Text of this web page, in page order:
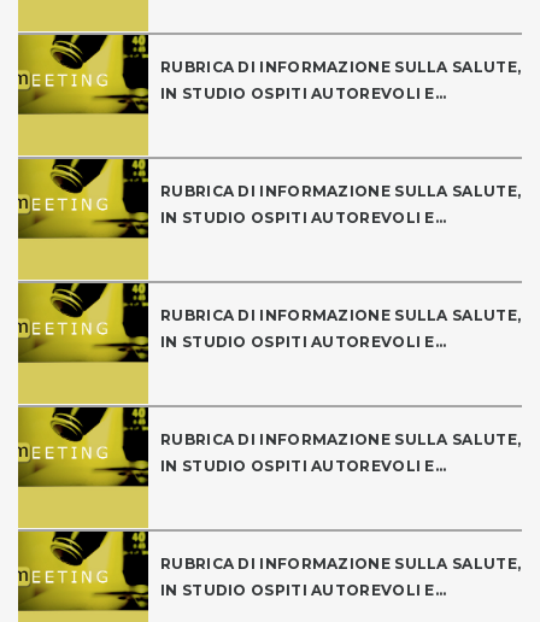
RUBRICA DI INFORMAZIONE SULLA SALUTE,
IN STUDIO OSPITI AUTOREVOLI E...
RUBRICA DI INFORMAZIONE SULLA SALUTE,
IN STUDIO OSPITI AUTOREVOLI E...
RUBRICA DI INFORMAZIONE SULLA SALUTE,
IN STUDIO OSPITI AUTOREVOLI E...
RUBRICA DI INFORMAZIONE SULLA SALUTE,
IN STUDIO OSPITI AUTOREVOLI E...
RUBRICA DI INFORMAZIONE SULLA SALUTE,
IN STUDIO OSPITI AUTOREVOLI E...